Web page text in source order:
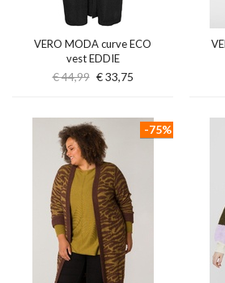
VERO MODA curve ECO
vest EDDIE
€ 44,99 € 33,75
-75%